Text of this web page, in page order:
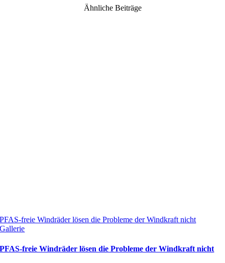
Ähnliche Beiträge
PFAS-freie Windräder lösen die Probleme der Windkraft nicht
Gallerie
PFAS-freie Windräder lösen die Probleme der Windkraft nicht